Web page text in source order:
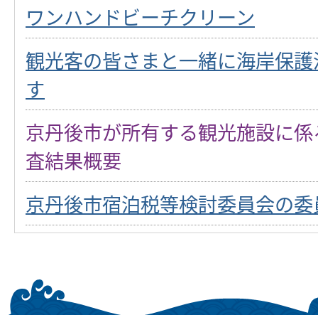
ワンハンドビーチクリーン
観光客の皆さまと一緒に海岸保
す
京丹後市が所有する観光施設に
査結果概要
京丹後市宿泊税等検討委員会の